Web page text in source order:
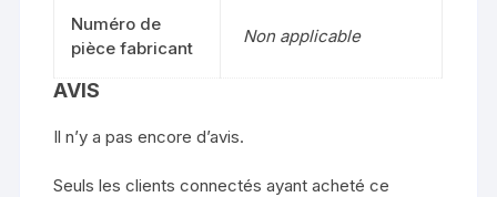
Numéro de
pièce fabricant
Non applicable
AVIS
Il n’y a pas encore d’avis.
Seuls les clients connectés ayant acheté ce